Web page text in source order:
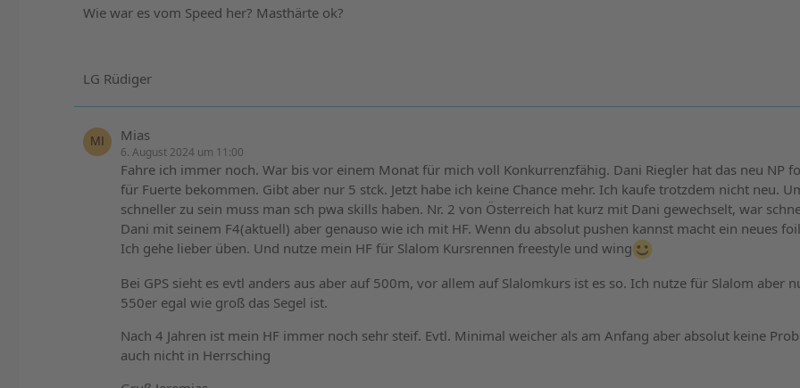
Wie war es vom Speed her? Masthärte ok?
LG Rüdiger
Mias
6. August 2024 um 11:00
Fahre ich immer noch. War bis vor einem Monat für mich voll Konkurrenzfähig. Dani Riegler hat das neu NP
für Fuerte bekommen. Gibt aber nur 5 stck. Jetzt habe ich keine Chance mehr. Ich kaufe trotzdem nicht neu.
schneller zu sein muss man sch pwa skills haben. Nr. 2 von Österreich hat kurz mit Dani gewechselt, war
Dani mit seinem F4(aktuell) aber genauso wie ich mit HF. Wenn du absolut pushen kannst macht ein neues
Ich gehe lieber üben. Und nutze mein HF für Slalom Kursrennen freestyle und wing
Bei GPS sieht es evtl anders aus aber auf 500m, vor allem auf Slalomkurs ist es so. Ich nutze für Slalom aber
550er egal wie groß das Segel ist.
Nach 4 Jahren ist mein HF immer noch sehr steif. Evtl. Minimal weicher als am Anfang aber absolut keine
auch nicht in Herrsching